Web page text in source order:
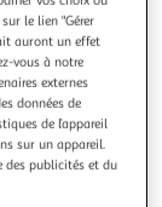
x l. 45 cm
Diverses
Couleur :
?
le lien "Gérer
auront un effet
vous à notre
externes
données de
de l’appareil
sur un appareil.
des publicités et du